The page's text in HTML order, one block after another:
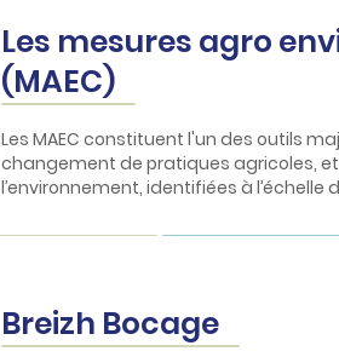
Les mesures agro
(MAEC)
Les MAEC constituent l'un des outils
changement de pratiques agricoles,
l’environnement, identifiées à l’échelle
Breizh Bocage